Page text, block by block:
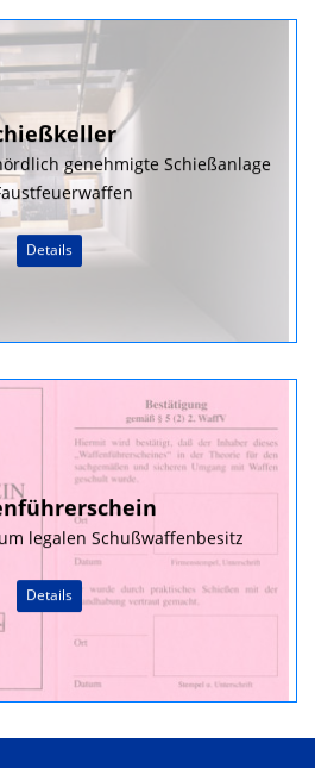
genehmigte Schießanlage
Details
legalen Schußwaffenbesitz
Details